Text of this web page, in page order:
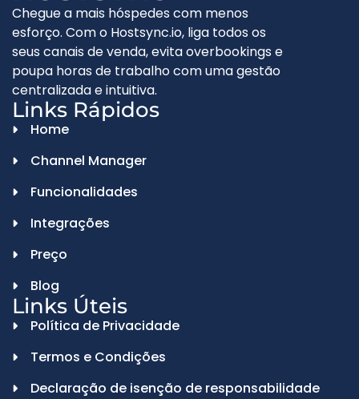
Chegue a mais hóspedes com menos
esforço. Com o Hostsync.io, liga todos os
seus canais de venda, evita overbookings e
poupa horas de trabalho com uma gestão
centralizada e intuitiva.
Links Rápidos
Home
Channel Manager
Funcionalidades
Integrações
Preço
Blog
Links Úteis
Política de Privacidade
Termos e Condições
Declaração de isenção de responsabilidade